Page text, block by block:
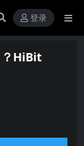
登录
？HiBit